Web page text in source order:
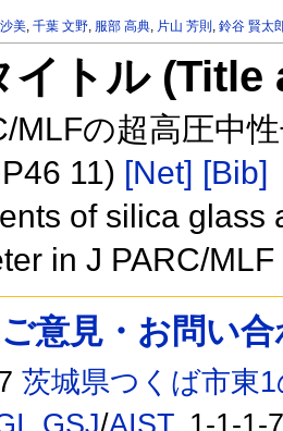
美,千葉 文野, 服部 高典, 片山 芳則 ,鈴谷 賢太
イトル
MLFの超高圧中
11) [Net] [Bib]
of silica
in J PARC/
ご意見・お問い
茨城県つくば市東
, GSJ/AIST, 1-1-1-